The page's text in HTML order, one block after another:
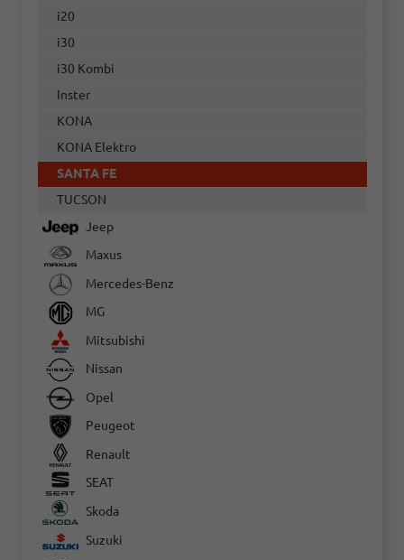
i20
i30
i30 Kombi
Inster
KONA
KONA Elektro
SANTA FE
TUCSON
Jeep
Maxus
Mercedes-Benz
MG
Mitsubishi
Nissan
Opel
Peugeot
Renault
SEAT
Skoda
Suzuki